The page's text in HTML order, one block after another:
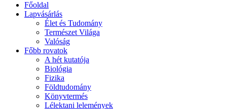
Főoldal
Lapvásárlás
Élet és Tudomány
Természet Világa
Valóság
Főbb rovatok
A hét kutatója
Biológia
Fizika
Földtudomány
Könyvtermés
Lélektani lelemények